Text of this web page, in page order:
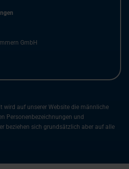
GmbH
wird auf unserer Website die männliche
Personenbezeichnungen und
beziehen sich grundsätzlich aber auf alle